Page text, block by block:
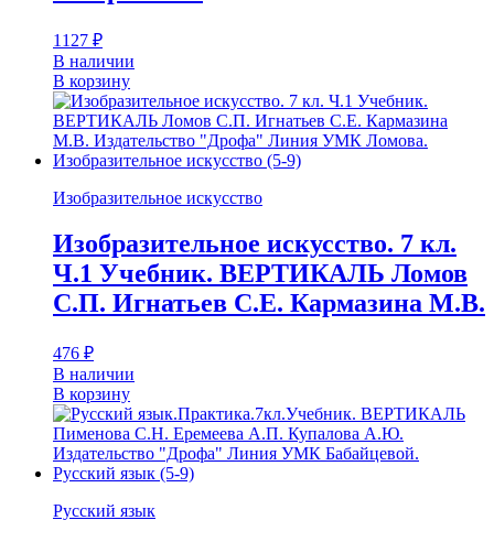
1127 ₽
В наличии
В корзину
Изобразительное искусство
Изобразительное искусство. 7 кл.
Ч.1 Учебник. ВЕРТИКАЛЬ Ломов
С.П. Игнатьев С.Е. Кармазина М.В.
476 ₽
В наличии
В корзину
Русский язык